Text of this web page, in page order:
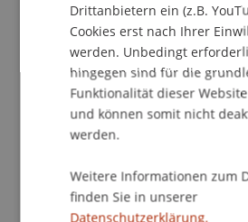
danach, dass die Herkunft des
bleibt, andere werden so weit
nur noch Spuren bleiben.
Was sich durchzieht, ist eine
entwerfen: weniger Setzung,
Auseinandersetzung.
Qualität entsteht hier nicht
sondern durch Präzision im
Drittanbietern ein (z.B.
Cookies erst nach Ihrer
werden. Unbedingt
hingegen sind für die
Funktionalität dieser
und können somit nicht
werden.
Weitere Informationen zum
finden Sie in unserer
Datenschutzerklärung.